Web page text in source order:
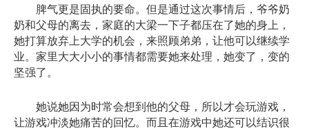
脾气更是固执的要命。但是通过这次事情后，爷爷奶
奶和父母的离去，家庭的大梁一下子都压在了她的身上，
她打算放弃上大学的机会，来照顾弟弟，让他可以继续学
业。家里大大小小的事情都需要她来处理，她变了，变的
坚强了。
她说她因为时常会想到他的父母，所以才会玩游戏，
让游戏冲淡她痛苦的回忆。而且在游戏中她还可以结识很